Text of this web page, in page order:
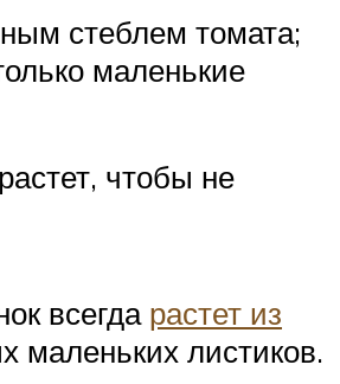
стеблем томата;
маленькие
чтобы не
всегда растет из
маленьких листиков.